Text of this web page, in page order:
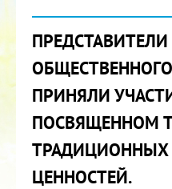
ПРИНЯЛИ
ПОСВЯЩЕННОМ
ТРАДИЦИОННЫХ
ЦЕННОСТЕЙ.